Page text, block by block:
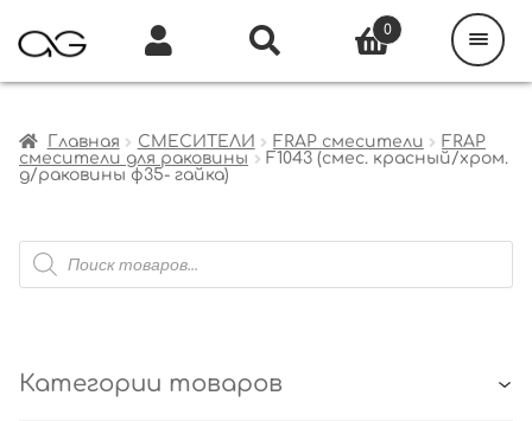
Главная СМЕСИТЕЛИ FRAP смесители
FRAP
смесители для раковины
F1043 (смес. красный/хром.
д/раковины ф35- гайка)
Поиск
товаров
Категории товаров
0